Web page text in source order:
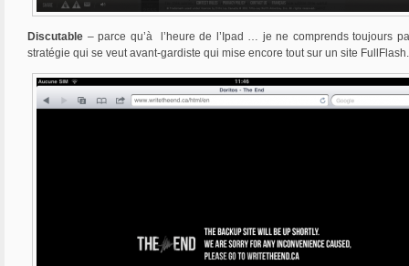
Discutable – parce qu’à l’heure de l’Ipad … je ne comprends toujours
stratégie qui se veut avant-gardiste qui mise encore tout sur un site FullFlash.